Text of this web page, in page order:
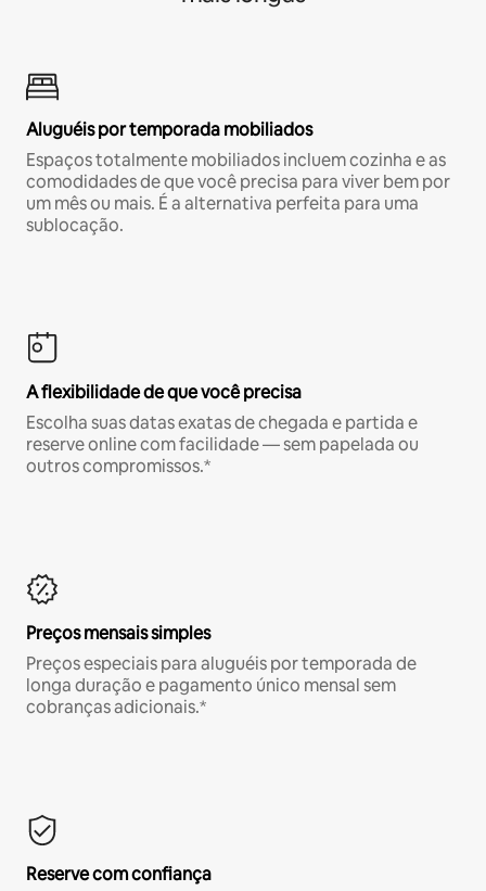
Aluguéis por temporada mobiliados
Espaços totalmente mobiliados incluem cozinha e as
comodidades de que você precisa para viver bem por
um mês ou mais. É a alternativa perfeita para uma
sublocação.
A flexibilidade de que você precisa
Escolha suas datas exatas de chegada e partida e
reserve online com facilidade — sem papelada ou
outros compromissos.*
Preços mensais simples
Preços especiais para aluguéis por temporada de
longa duração e pagamento único mensal sem
cobranças adicionais.*
Reserve com confiança